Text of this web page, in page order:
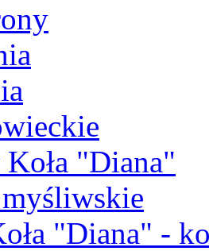
Koła "Diana"
myśliwskie
"Diana" -